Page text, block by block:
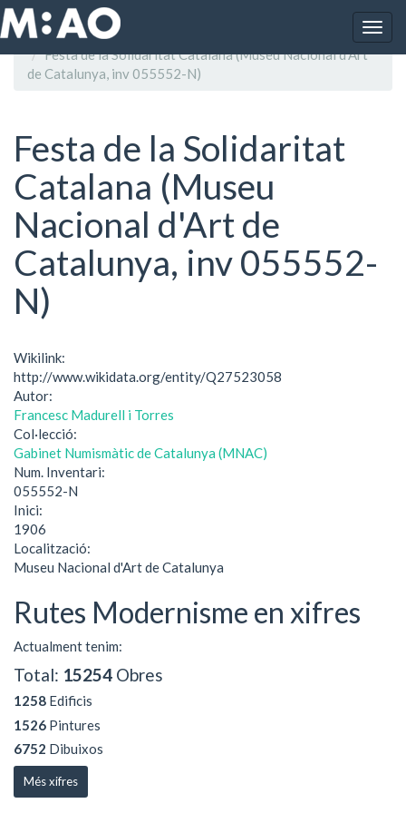
Vés al contingut
Inici
Festa de la Solidaritat Catalana (Museu Nacional d'Art
de Catalunya, inv 055552-N)
Festa de la Solidaritat
Catalana (Museu
Nacional d'Art de
Catalunya, inv 055552-
N)
Wikilink:
http://www.wikidata.org/entity/Q27523058
Autor:
Francesc Madurell i Torres
Col·lecció:
Gabinet Numismàtic de Catalunya (MNAC)
Num. Inventari:
055552-N
Inici:
1906
Localització:
Museu Nacional d'Art de Catalunya
Rutes Modernisme en xifres
Actualment tenim:
Total: 15254 Obres
1258 Edificis
1526 Pintures
6752 Dibuixos
Més xifres